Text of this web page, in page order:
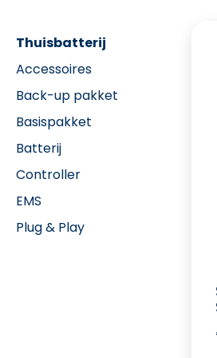
Thuisbatterij
Accessoires
Back-up pakket
Basispakket
Batterij
Controller
EMS
Plug & Play